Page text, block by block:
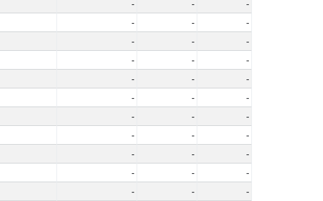
- -
-
- -
-
- -
-
- -
-
- -
-
- -
-
- -
-
- -
-
- -
-
- -
-
- -
-